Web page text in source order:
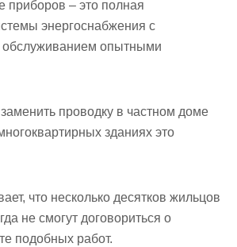
приборов – это полная
энергоснабжения с
опытными
проводку в частном доме
зданиях это
что несколько десятков жильцов
не смогут договориться о
подобных работ.